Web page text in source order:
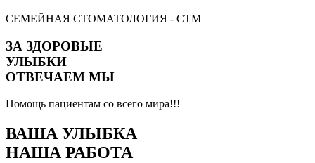
СЕМЕЙНАЯ СТОМАТОЛОГИЯ - СТМ
ЗА ЗДОРОВЫЕ
УЛЫБКИ
ОТВЕЧАЕМ МЫ
Помощь пациентам со всего мира!!!
ВАША УЛЫБКА
НАША РАБОТА